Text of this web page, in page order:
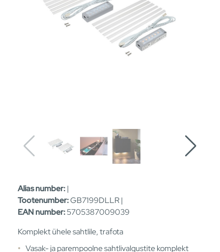
Alias number:|
Tootenumber:GB7199DLLR |
EAN number:5705387009039
Komplekt ühele sahtlile, trafota
Vasak- ja parempoolne sahtlivalgustite komplekt